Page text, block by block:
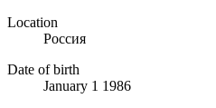
Location
Россия
Date of birth
January 1 1986